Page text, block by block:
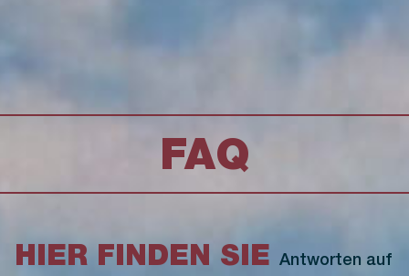
FAQ
HIER FINDEN SIEAntworten auf